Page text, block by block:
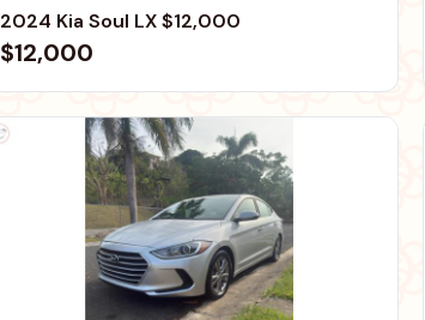
2024 Kia Soul LX $12,000
$12,000